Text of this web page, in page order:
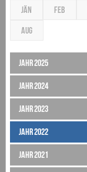
JÄN FEB
AUG
Jahr 2025
Jahr 2024
Jahr 2023
Jahr 2022
Jahr 2021